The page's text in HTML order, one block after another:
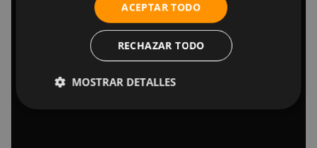
ACEPTAR TODO
RECHAZAR TODO
MOSTRAR DETALLES